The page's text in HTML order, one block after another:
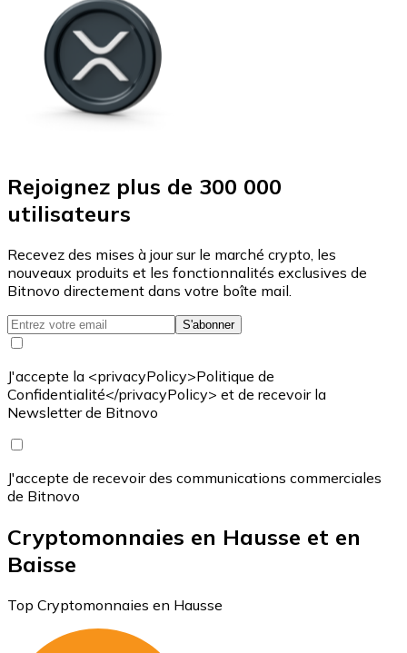
Rejoignez plus de 300 000
utilisateurs
Recevez des mises à jour sur le marché crypto, les
nouveaux produits et les fonctionnalités exclusives de
Bitnovo directement dans votre boîte mail.
S'abonner
J'accepte la <privacyPolicy>Politique de
Confidentialité</privacyPolicy> et de recevoir la
Newsletter de Bitnovo
J'accepte de recevoir des communications commerciales
de Bitnovo
Cryptomonnaies en Hausse et en
Baisse
Top Cryptomonnaies en Hausse